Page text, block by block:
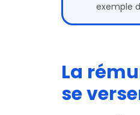
exemple
La
se